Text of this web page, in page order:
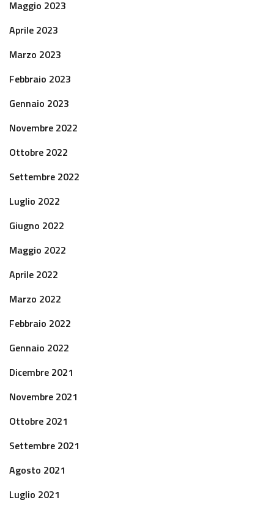
Maggio 2023
Aprile 2023
Marzo 2023
Febbraio 2023
Gennaio 2023
Novembre 2022
Ottobre 2022
Settembre 2022
Luglio 2022
Giugno 2022
Maggio 2022
Aprile 2022
Marzo 2022
Febbraio 2022
Gennaio 2022
Dicembre 2021
Novembre 2021
Ottobre 2021
Settembre 2021
Agosto 2021
Luglio 2021